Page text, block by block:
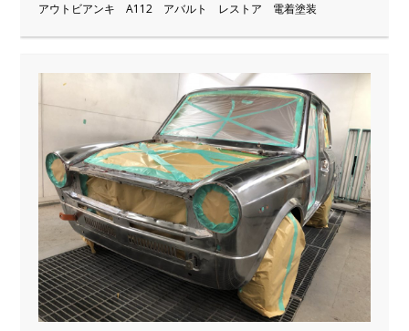
アウトビアンキ A112 アバルト レストア 電着塗装